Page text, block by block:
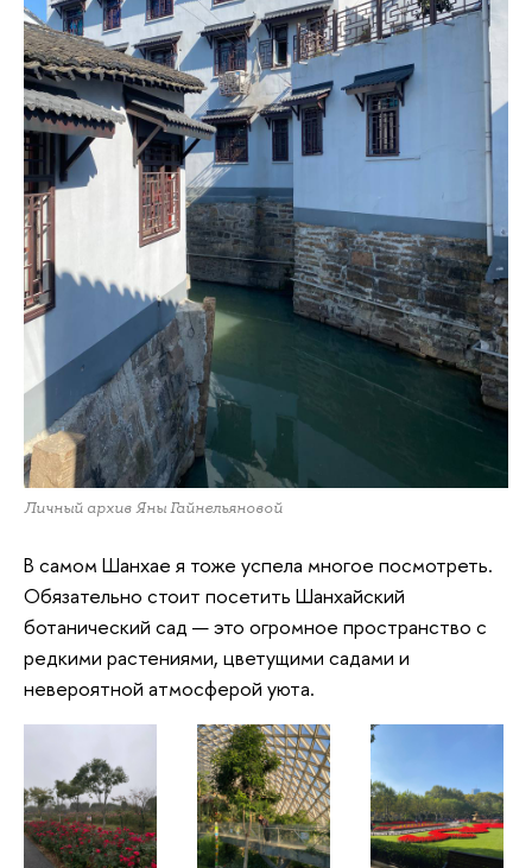
Личный архив Яны Гайнельяновой
В самом Шанхае я тоже успела многое посмотреть.
Обязательно стоит посетить Шанхайский
ботанический сад — это огромное пространство с
редкими растениями, цветущими садами и
невероятной атмосферой уюта.